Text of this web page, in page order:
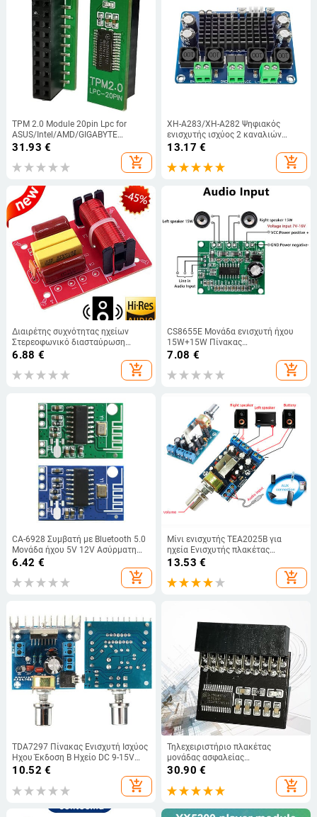
TPM 2.0 Module 20pin Lpc for
ASUS/Intel/AMD/GIGABYTE
Encryption Security Module Remote
31.93 €
add_shopping_cart
XH-A283/XH-A282 Ψηφιακός
ενισχυτής ισχύος 2 καναλιών
Πλακέτα ήχου υψηλής ισχύος
100WX2/50Wx2
13.17 €
add_shopping_cart
Διαιρέτης συχνότητας ηχείων
Στερεοφωνικό διασταύρωση
ηχείων WEAH-234 80W 2 Way
Διαιρέτης συχνότητας Φίλτρο
ήχου πρίμα μπάσων
6.88 €
add_shopping_cart
CS8655E Μονάδα ενισχυτή ήχου
15W+15W Πίνακας
αποκωδικοποιητή MP3 Μονάδα
αποκωδικοποίησης ενισχυτή ήχου
DC7V-16V για DIY
7.08 €
add_shopping_cart
CA-6928 Συμβατή με Bluetooth 5.0
Μονάδα ήχου 5V 12V Ασύρματη
συσκευή αναπαραγωγής μουσικής
Δέκτης Τροποποιημένη πλακέτα
ενισχυτή με ηχείο
6.42 €
add_shopping_cart
Μίνι ενισχυτής TEA2025B για
ηχεία Ενισχυτής πλακέτας
ενισχυτή υπογούφερ διπλού
στερεοφωνικού καναλιού 2.0
καναλιών Έλεγχος έντασης ήχου
13.53 €
add_shopping_cart
TDA7297 Πίνακας Ενισχυτή Ισχύος
Ήχου Έκδοση Β Ηχείο DC 9-15V
15W*2 Ενισχυτής ισχύος μονάδας
10.52 €
add_shopping_cart
Τηλεχειριστήριο πλακέτας
μονάδας ασφαλείας
κρυπτογράφησης Tpm 1.2 TPM1.2
Κάρτα μητρικών πλακών LPC 20
ακίδων για ASUS MSI ASROCK
30.90 €
add_shopping_cart